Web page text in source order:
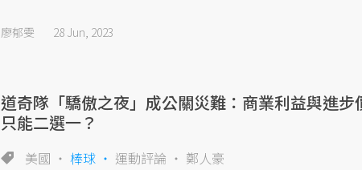
廖郁雯 28 Jun, 2023
道奇隊「驕傲之夜」成公關災難：商業利益與進步
只能二選一？
美國 棒球 運動評論 鄭人豪